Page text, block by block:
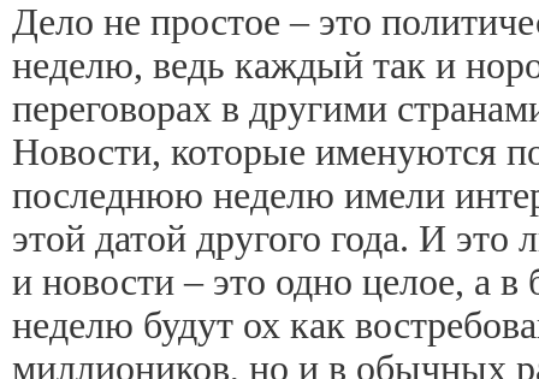
Дело не простое – это
неделю, ведь каждый так и
переговорах в другими
Новости, которые именуются
последнюю неделю имели
этой датой другого года. И это
и новости – это одно целое, а
неделю будут ох как
миллиоников, но и в обычных